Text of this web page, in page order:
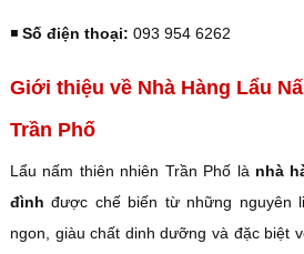
◾️ Số điện thoại: 093 954 6262
Giới thiệu về Nhà Hàng Lẩu
Trần Phố
Lẩu nấm thiên nhiên Trần Phố là nhà
đình được chế biến từ những nguyên
ngon, giàu chất dinh dưỡng và đặc biệt